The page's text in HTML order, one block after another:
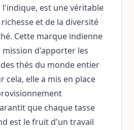
est une véritable
et de la diversité
Cette marque indienne
d'apporter les
thés du monde entier
cela, elle a mis en place
que chaque tasse
est le fruit d'un travail